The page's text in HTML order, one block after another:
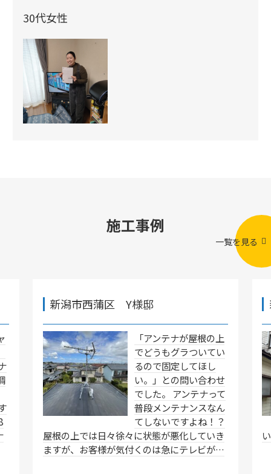
30代女性
施工事例
一覧を見る
新潟市西蒲区 Y様邸
「アンテナが屋根の上
でどうもグラついてい
るので固定してほし
い。」との問い合わせ
でした。 アンテナって
普段メンテナンスなん
てしないですよね！？
屋根の上では日々徐々に状態が悪化していき
ますが、お客様が気付くのは急にテレビが…